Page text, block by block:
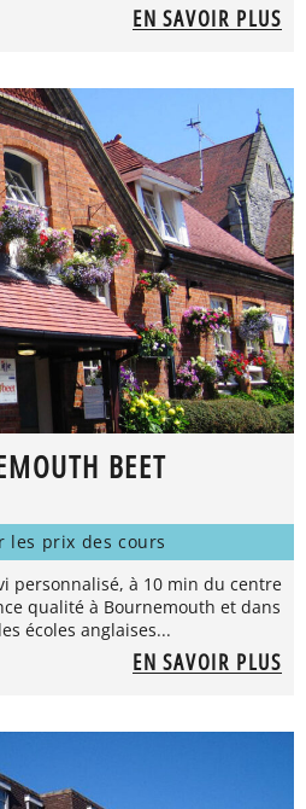
EN SAVOIR PLUS
BEET
les prix des cours
personnalisé, à 10 min du centre
qualité à Bournemouth et dans
écoles anglaises...
EN SAVOIR PLUS